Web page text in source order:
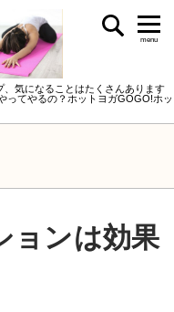
気になることはたくさんあります
ってやるの？ホットヨガGOGO!ホッ
menu
ョンは効果